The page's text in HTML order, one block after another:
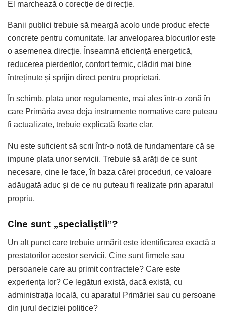
El marchează o corecție de direcție.
Banii publici trebuie să meargă acolo unde produc efecte
concrete pentru comunitate. Iar anveloparea blocurilor este
o asemenea direcție. Înseamnă eficiență energetică,
reducerea pierderilor, confort termic, clădiri mai bine
întreținute și sprijin direct pentru proprietari.
În schimb, plata unor regulamente, mai ales într-o zonă în
care Primăria avea deja instrumente normative care puteau
fi actualizate, trebuie explicată foarte clar.
Nu este suficient să scrii într-o notă de fundamentare că se
impune plata unor servicii. Trebuie să arăți de ce sunt
necesare, cine le face, în baza cărei proceduri, ce valoare
adăugată aduc și de ce nu puteau fi realizate prin aparatul
propriu.
Cine sunt „specialiștii”?
Un alt punct care trebuie urmărit este identificarea exactă a
prestatorilor acestor servicii. Cine sunt firmele sau
persoanele care au primit contractele? Care este
experiența lor? Ce legături există, dacă există, cu
administrația locală, cu aparatul Primăriei sau cu persoane
din jurul deciziei politice?